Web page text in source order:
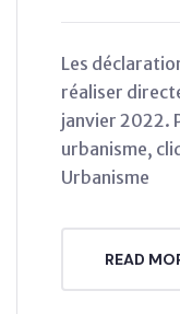
Les
réaliser
janvier 2022.
urbanisme,
Urbanisme
READ